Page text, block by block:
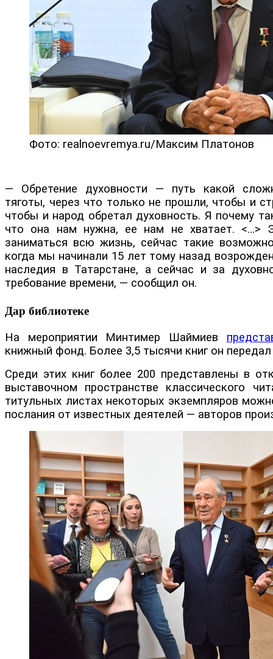
Фото: realnoevremya.ru/Максим Платонов
— Обретение духовности — путь какой
тяготы, через что только не прошли, чтобы и
чтобы и народ обретал духовность. Я почему
что она нам нужна, ее нам не хватает. <…>
заниматься всю жизнь, сейчас такие
когда мы начинали 15 лет тому назад
наследия в Татарстане, а сейчас и за
требование времени, — сообщил он.
Дар библиотеке
На мероприятии Минтимер Шаймиев
книжный фонд. Более 3,5 тысячи книг он
Среди этих книг более 200 представлены в
выставочном пространстве классического
титульных листах некоторых экземпляров
послания от известных деятелей — авторов